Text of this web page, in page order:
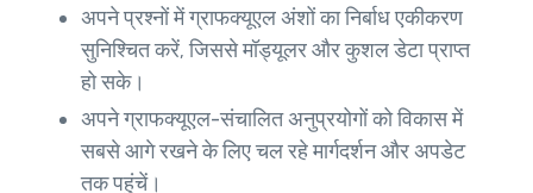
अपने प्रश्नों में ग्राफक्यूएल अंशों का निर्बाध एकीकरण
सुनिश्चित करें, जिससे मॉड्यूलर और कुशल डेटा प्राप्त
हो सके।
अपने ग्राफक्यूएल-संचालित अनुप्रयोगों को विकास में
सबसे आगे रखने के लिए चल रहे मार्गदर्शन और अपडेट
तक पहुंचें।